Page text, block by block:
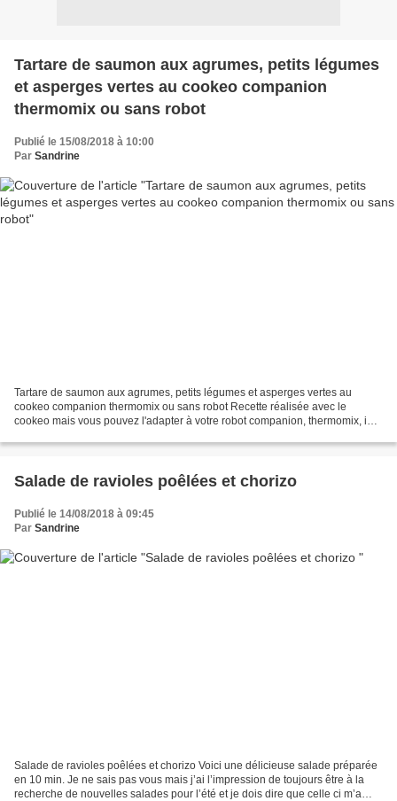
Tartare de saumon aux agrumes, petits légumes
et asperges vertes au cookeo companion
thermomix ou sans robot
Publié le 15/08/2018 à 10:00
Par Sandrine
Tartare de saumon aux agrumes, petits légumes et asperges vertes au
cookeo companion thermomix ou sans robot Recette réalisée avec le
cookeo mais vous pouvez l'adapter à votre robot companion, thermomix, i
Salade de ravioles poêlées et chorizo
Publié le 14/08/2018 à 09:45
Par Sandrine
Salade de ravioles poêlées et chorizo Voici une délicieuse salade préparée
en 10 min. Je ne sais pas vous mais j’ai l’impression de toujours être à la
recherche de nouvelles salades pour l’été et je dois dire que celle ci m’a